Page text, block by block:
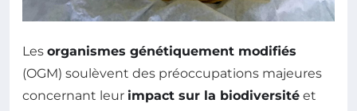
Les organismes génétiquement modifiés
(OGM) soulèvent des préoccupations majeures
concernant leur impact sur la biodiversité et